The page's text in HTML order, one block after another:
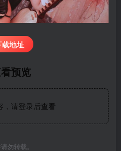
载地址
预览
，请登录后查看
勿转载。